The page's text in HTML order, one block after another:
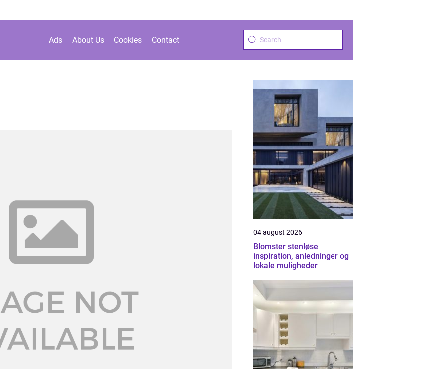
Ads About Us Cookies Contact
04 august 2026
Blomster stenløse
inspiration, anledninger og
lokale muligheder